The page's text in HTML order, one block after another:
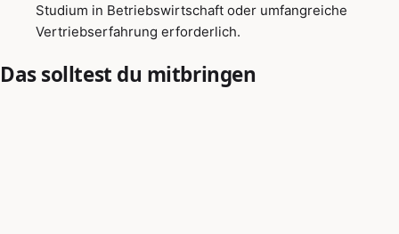
Studium in Betriebswirtschaft oder umfangreiche
Vertriebserfahrung erforderlich.
Das solltest du mitbringen